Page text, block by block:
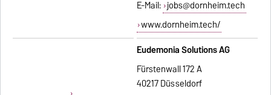
E-Mail: jobs@dornheim.tech
www.dornheim.tech/
Eudemonia Solutions AG
Fürstenwall 172 A
40217 Düsseldorf